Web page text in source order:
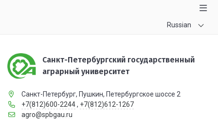
Russian
Санкт-Петербургский государственный
аграрный университет
Санкт-Петербург, Пушкин, Петербургское шоссе 2
+7(812)600-2244 , +7(812)612-1267
agro@spbgau.ru